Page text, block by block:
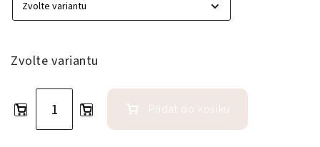
Zvolte variantu
Přidat do košíku